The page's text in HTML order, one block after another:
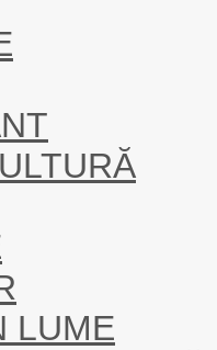
LUME